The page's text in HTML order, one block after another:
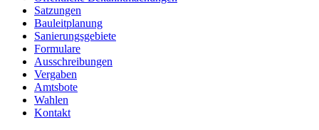
Satzungen
Bauleitplanung
Sanierungsgebiete
Formulare
Ausschreibungen
Vergaben
Amtsbote
Wahlen
Kontakt